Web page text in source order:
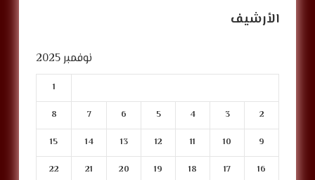
الأرشيف
نوفمبر 2025
1
2
3
4
5
6
7
8
9
10
11
12
13
14
15
16
17
18
19
20
21
22